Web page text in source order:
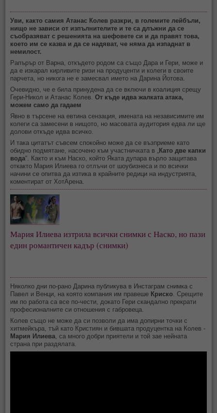
Уви, както самия Атанас Колев разкри, в големите лейбъли,
нищо не зависи от изпълнителите и те са длъжни да се
съобразяват с решенията на шефовете си и да правят това,
което им се казва и да се надяват, че няма да изпаднат в
немилост.
Рапърър от Варна, откъдето родом са също Дара и Гери, може и
да е изкарал кирливите ризи на продуценти и колеги в своите
парчета, но никога не е замесвал името на Дарина Йотова.
Очевидно, че е била принудена да се включи в коалиция срещу
Гери-Никол и Атанас Колев.От къде идва жалката атака,
можем само да гадаем
Явно в търсене на евтина сензация, имената на независимите им
колеги са замесени в нищото, но масовата аудитория едва ли ще
долови откъде идва всичко.
И така цитатът съвсем спокойно може да се възприеме като
обидно подмятане, насочено към участничката в „ Като две капки
вода“. Както и към Наско, който Яката дупара върло защитава
откакто Мария Илиева го отлъчи от шоубизнеса и по всички
начини се опитва да изтика в крайните редици на индустрията,
коментират от ХотАрена.
Мария Илиева изтрила всички снимки с Наско, но пази
един романтичен кадър (снимки)
Няколко дни по-рано Дарина публикува в Инстаграм снимка с
Павел и Венци, на която компания им правеше Криско . Срещите
им по работа са все по-чести, докато Гери скандално прекрати
професионалните си отношения с габровеца.
Колев също не може да си позволи да има допирни точки с
хитмейкъра, тъй като Кристиян и бившата продуцентка на Колев -
Мария Илиева , са много добри приятели и той зае нейната
страна при раздялата.